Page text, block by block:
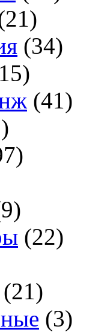
(34)
(41)
(22)
(21)
(3)